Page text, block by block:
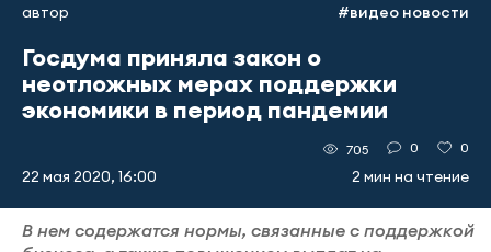
автор #видео новости
Госдума приняла закон о
неотложных мерах поддержки
экономики в период пандемии
22 мая 2020, 16:00
705 0 0
2 мин на чтение
В нем содержатся нормы, связанные с поддержкой